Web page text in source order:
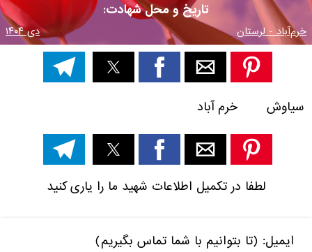
تاریخ و محل شهادت:
خرم‌آباد - لرستان دی ۱۴۰۴
سیاوش خرم آباد
لطفا در تکمیل اطلاعات شهید ما را یاری کنید
ایمیل: (تا بتوانیم با شما تماس بگیریم)